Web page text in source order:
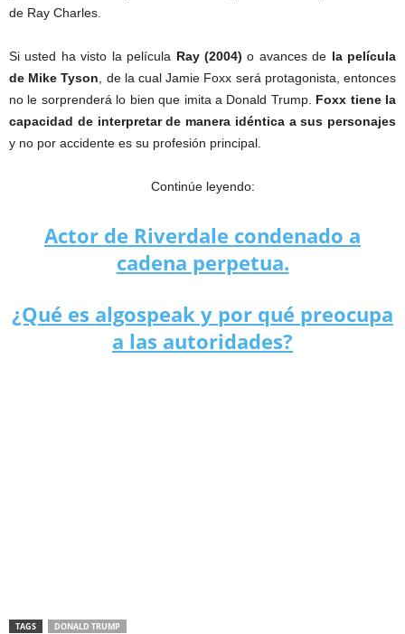
de Ray Charles.
Si usted ha visto la película Ray (2004) o avances de la película
de Mike Tyson , de la cual Jamie Foxx será protagonista, entonces
no le sorprenderá lo bien que imita a Donald Trump. Foxx tiene la
capacidad de interpretar de manera idéntica a sus personajes
y no por accidente es su profesión principal.
Continúe leyendo:
Actor de Riverdale condenado a
cadena perpetua.
¿Qué es algospeak y por qué preocupa
a las autoridades?
TAGS DONALD TRUMP